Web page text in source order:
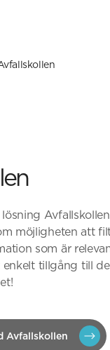
möjligheten att
som är
tillgång till
Avfallskollen